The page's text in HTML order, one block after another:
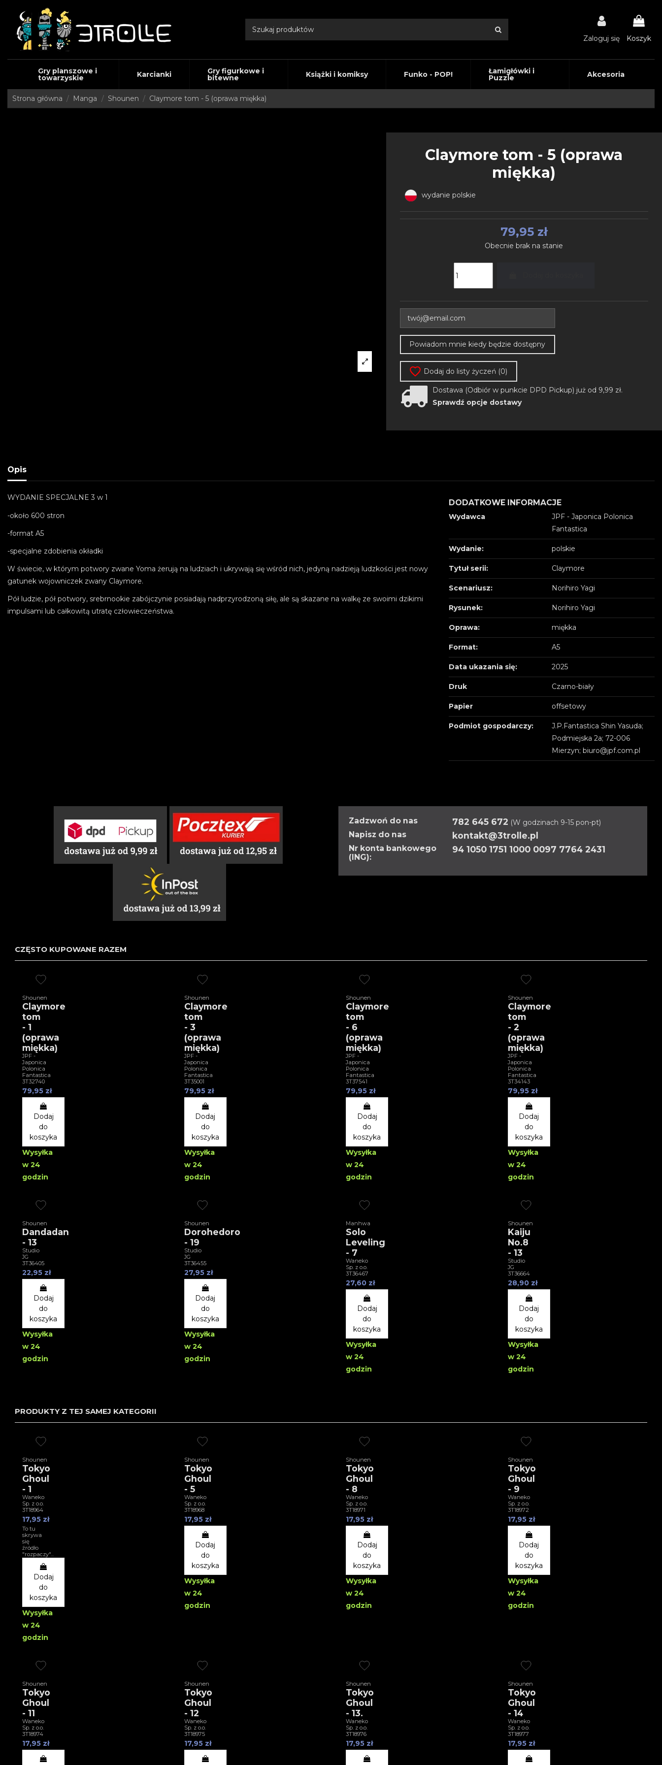
Zaloguj się Koszyk
Gry planszowe i
towarzyskie Karcianki Gry figurkowe i
bitewne Książki i komiksy Funko - POP! Łamigłówki i
Puzzle Akcesoria
Strona główna Manga Shounen Claymore tom - 5 (oprawa miękka)
Claymore tom - 5 (oprawa
miękka)
wydanie polskie
79,95 zł
Obecnie brak na stanie
Dodaj do listy życzeń (0)
Dostawa (Odbiór w punkcie DPD Pickup) już od 9,99 zł.
Sprawdź opcje dostawy
Opis
WYDANIE SPECJALNE 3 w 1
-około 600 stron
-format A5
-specjalne zdobienia okładki
W świecie, w którym potwory zwane Yoma żerują na ludziach i ukrywają się wśród nich, jedyną nadzieją ludzkości jest nowy
gatunek wojowniczek zwany Claymore.
Pół ludzie, pół potwory, srebrnookie zabójczynie posiadają nadprzyrodzoną siłę, ale są skazane na walkę ze swoimi dzikimi
impulsami lub całkowitą utratę człowieczeństwa.
DODATKOWE INFORMACJE
Wydawca
JPF - Japonica Polonica
Fantastica
Wydanie: polskie
Tytuł serii: Claymore
Scenariusz: Norihiro Yagi
Rysunek: Norihiro Yagi
Oprawa: miękka
Format: A5
Data ukazania się: 2025
Druk Czarno-biały
Papier offsetowy
Podmiot gospodarczy:
J.P.Fantastica Shin Yasuda;
Podmiejska 2a; 72-006
Mierzyn; biuro@jpf.com.pl
Zadzwoń do nas 782 645 672 (W godzinach 9-15 pon-pt)
Napisz do nas kontakt@3trolle.pl
Nr konta bankowego
(ING):
94 1050 1751 1000 0097 7764 2431
CZĘSTO KUPOWANE RAZEM
Shounen
Claymore
tom
- 1
(oprawa
miękka)
JPF -
Japonica
Polonica
Fantastica
3T32740
79,95 zł
Dodaj
do
koszyka
Wysyłka
w 24
godzin
Shounen
Claymore
tom
- 3
(oprawa
miękka)
JPF -
Japonica
Polonica
Fantastica
3T35001
79,95 zł
Dodaj
do
koszyka
Wysyłka
w 24
godzin
Shounen
Claymore
tom
- 6
(oprawa
miękka)
JPF -
Japonica
Polonica
Fantastica
3T37541
79,95 zł
Dodaj
do
koszyka
Wysyłka
w 24
godzin
Shounen
Claymore
tom
- 2
(oprawa
miękka)
JPF -
Japonica
Polonica
Fantastica
3T34143
79,95 zł
Dodaj
do
koszyka
Wysyłka
w 24
godzin
Shounen
Dandadan
- 13
Studio
JG
3T36405
22,95 zł
Dodaj
do
koszyka
Wysyłka
w 24
godzin
Shounen
Dorohedoro
- 19
Studio
JG
3T36455
27,95 zł
Dodaj
do
koszyka
Wysyłka
w 24
godzin
Manhwa
Solo
Leveling
- 7
Waneko
Sp. z o.o.
3T36467
27,60 zł
Dodaj
do
koszyka
Wysyłka
w 24
godzin
Shounen
Kaiju
No.8
- 13
Studio
JG
3T36664
28,90 zł
Dodaj
do
koszyka
Wysyłka
w 24
godzin
PRODUKTY Z TEJ SAMEJ KATEGORII
Shounen
Tokyo
Ghoul
- 1
Waneko
Sp. z o.o.
3T18964
17,95 zł
To tu
skrywa
się
źródło
"rozpaczy"...
Dodaj
do
koszyka
Wysyłka
w 24
godzin
Shounen
Tokyo
Ghoul
- 5
Waneko
Sp. z o.o.
3T18968
17,95 zł
Dodaj
do
koszyka
Wysyłka
w 24
godzin
Shounen
Tokyo
Ghoul
- 8
Waneko
Sp. z o.o.
3T18971
17,95 zł
Dodaj
do
koszyka
Wysyłka
w 24
godzin
Shounen
Tokyo
Ghoul
- 9
Waneko
Sp. z o.o.
3T18972
17,95 zł
Dodaj
do
koszyka
Wysyłka
w 24
godzin
Shounen
Tokyo
Ghoul
- 11
Waneko
Sp. z o.o.
3T18974
17,95 zł
Shounen
Tokyo
Ghoul
- 12
Waneko
Sp. z o.o.
3T18975
17,95 zł
Shounen
Tokyo
Ghoul
- 13.
Waneko
Sp. z o.o.
3T18976
17,95 zł
Shounen
Tokyo
Ghoul
- 14
Waneko
Sp. z o.o.
3T18977
17,95 zł